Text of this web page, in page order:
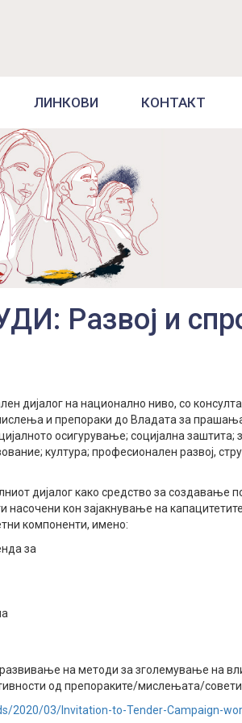
ЛИНКОВИ КОНТАКТ
Развој и
дијалог на национално ниво, со
и препораки до Владата за
осигурување; социјална
култура; професионален развој,
дијалог како средство за создавање
кон зајакнување на
компоненти, имено:
за
на методи за зголемување на
од препораките/мислењата/
2020/03/Invitation-to-Tender-Campaign-